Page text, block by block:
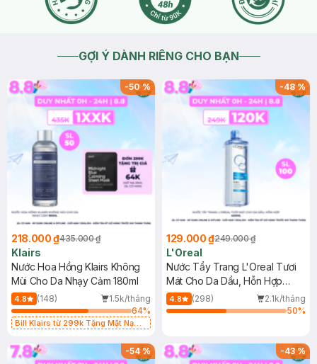
GỢI Ý DÀNH RIÊNG CHO BẠN
-50%
218.000 ₫435.000 ₫
Klairs
Nước Hoa Hồng Klairs Không
Mùi Cho Da Nhạy Cảm 180ml
4.8 (148)
1.5k/tháng
64%
Bill Klairs từ 299k Tặng Mặt Nạ
25ml (SL Có Hạn)
-48%
129.000 ₫249.000 ₫
L'Oreal
Nước Tẩy Trang L'Oreal Tươi
Mát Cho Da Dầu, Hỗn Hợp
400ml
4.8 (298)
2.1k/tháng
50%
-54% -43%